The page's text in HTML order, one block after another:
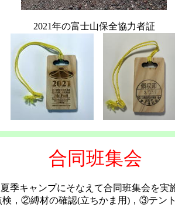
2021年の富士山保全協力者証
合同班集会
季キャンプにそなえて合同班集会を実
，②縛材の確認(立ちかま用)，③テン